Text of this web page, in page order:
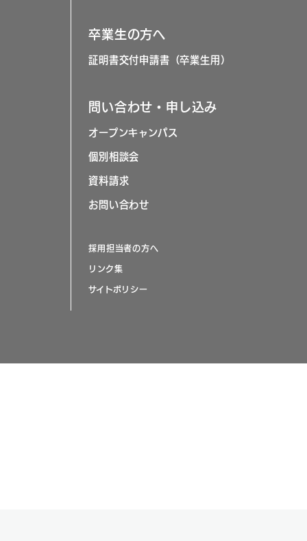
卒業生の方へ
証明書交付申請書（卒業生用）
問い合わせ・申し込み
オープンキャンパス
個別相談会
資料請求
お問い合わせ
採用担当者の方へ
リンク集
サイトポリシー